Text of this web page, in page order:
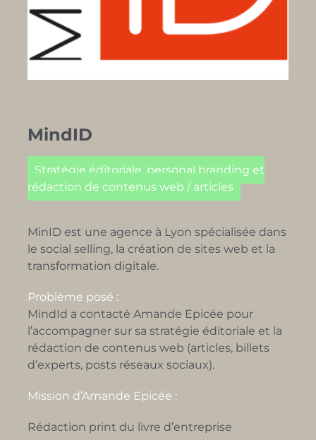
MindID
Stratégie éditoriale, personal branding et
rédaction de contenus web / articles
MinID est une agence à Lyon spécialisée dans
le social selling, la création de sites web et la
transformation digitale.
Problème posé :
MindId a contacté Amande Epicée pour
l’accompagner sur sa stratégie éditoriale et la
rédaction de contenus web (articles, billets
d’experts, posts réseaux sociaux).
Mission d’Amande Epicée :
Rédaction print du livre d’entreprise